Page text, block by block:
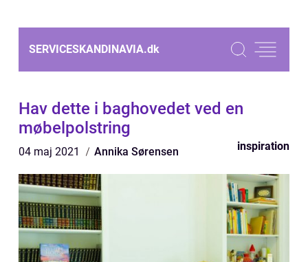
SERVICESKANDINAVIA.dk
Hav dette i baghovedet ved en
møbelpolstring
04 maj 2021 Annika Sørensen inspiration